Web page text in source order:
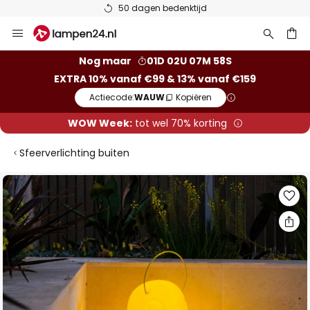
50 dagen bedenktijd
naar
Nog maar
01D 02U 07M 57S
EXTRA 10% vanaf €99 & 13% vanaf €159
Actiecode:WAUW Kopiëren
WOW Week:tot wel 70% korting
Sfeerverlichting buiten
Ga
naar
het
einde
van
de
afbeeldingen-
gallerij